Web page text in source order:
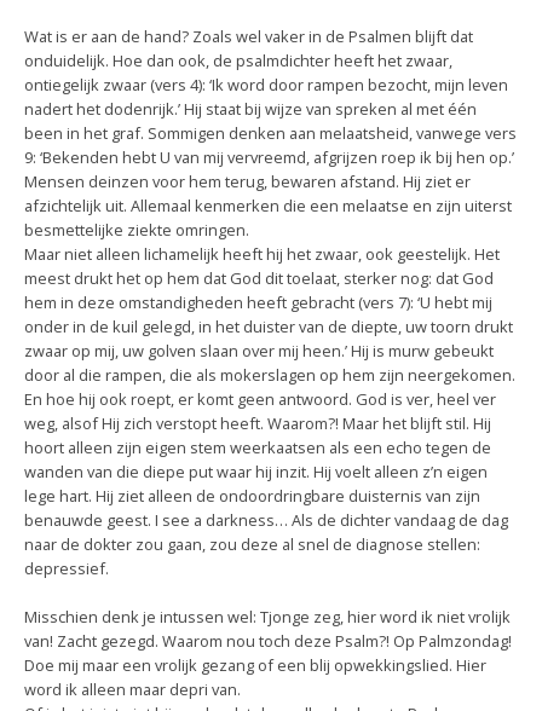
Wat is er aan de hand? Zoals wel vaker in de Psalmen blijft dat
onduidelijk. Hoe dan ook, de psalmdichter heeft het zwaar,
ontiegelijk zwaar (vers 4): ‘Ik word door rampen bezocht, mijn leven
nadert het dodenrijk.’ Hij staat bij wijze van spreken al met één
been in het graf. Sommigen denken aan melaatsheid, vanwege vers
9: ‘Bekenden hebt U van mij vervreemd, afgrijzen roep ik bij hen op.’
Mensen deinzen voor hem terug, bewaren afstand. Hij ziet er
afzichtelijk uit. Allemaal kenmerken die een melaatse en zijn uiterst
besmettelijke ziekte omringen.
Maar niet alleen lichamelijk heeft hij het zwaar, ook geestelijk. Het
meest drukt het op hem dat God dit toelaat, sterker nog: dat God
hem in deze omstandigheden heeft gebracht (vers 7): ‘U hebt mij
onder in de kuil gelegd, in het duister van de diepte, uw toorn drukt
zwaar op mij, uw golven slaan over mij heen.’ Hij is murw gebeukt
door al die rampen, die als mokerslagen op hem zijn neergekomen.
En hoe hij ook roept, er komt geen antwoord. God is ver, heel ver
weg, alsof Hij zich verstopt heeft. Waarom?! Maar het blijft stil. Hij
hoort alleen zijn eigen stem weerkaatsen als een echo tegen de
wanden van die diepe put waar hij inzit. Hij voelt alleen z’n eigen
lege hart. Hij ziet alleen de ondoordringbare duisternis van zijn
benauwde geest. I see a darkness… Als de dichter vandaag de dag
naar de dokter zou gaan, zou deze al snel de diagnose stellen:
depressief.
Misschien denk je intussen wel: Tjonge zeg, hier word ik niet vrolijk
van! Zacht gezegd. Waarom nou toch deze Psalm?! Op Palmzondag!
Doe mij maar een vrolijk gezang of een blij opwekkingslied. Hier
word ik alleen maar depri van.